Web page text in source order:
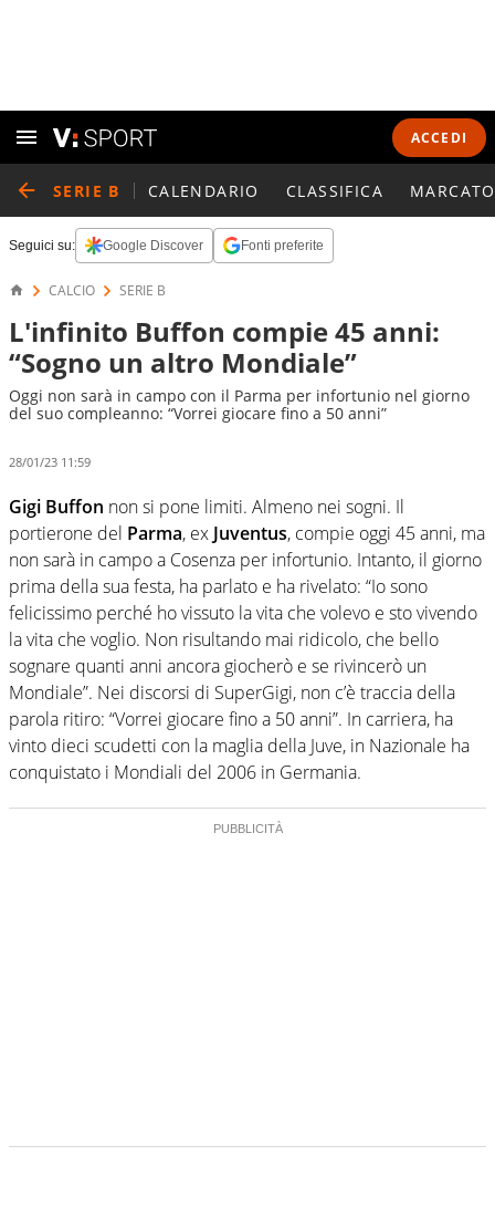
ACCEDI
SERIE B CALENDARIO CLASSIFICA
Seguici su: Google Discover Fonti preferite
CALCIO SERIE B
L'infinito Buffon compie 45 anni:
“Sogno un altro Mondiale”
Oggi non sarà in campo con il Parma per infortunio nel giorno
del suo compleanno: “Vorrei giocare fino a 50 anni”
28/01/23 11:59
Gigi Buffon non si pone limiti. Almeno nei sogni. Il
portierone del Parma, ex Juventus, compie oggi 45 anni, ma
non sarà in campo a Cosenza per infortunio. Intanto, il giorno
prima della sua festa, ha parlato e ha rivelato: “Io sono
felicissimo perché ho vissuto la vita che volevo e sto vivendo
la vita che voglio. Non risultando mai ridicolo, che bello
sognare quanti anni ancora giocherò e se rivincerò un
Mondiale”. Nei discorsi di SuperGigi, non c’è traccia della
parola ritiro: “Vorrei giocare fino a 50 anni”. In carriera, ha
vinto dieci scudetti con la maglia della Juve, in Nazionale ha
conquistato i Mondiali del 2006 in Germania.